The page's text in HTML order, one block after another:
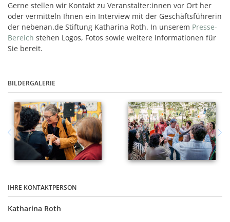
Gerne stellen wir Kontakt zu Veranstalter:innen vor Ort her
oder vermitteln Ihnen ein Interview mit der Geschäftsführerin
der nebenan.de Stiftung Katharina Roth. In unserem Presse-
Bereich stehen Logos, Fotos sowie weitere Informationen für
Sie bereit.
BILDERGALERIE
IHRE KONTAKTPERSON
Katharina Roth